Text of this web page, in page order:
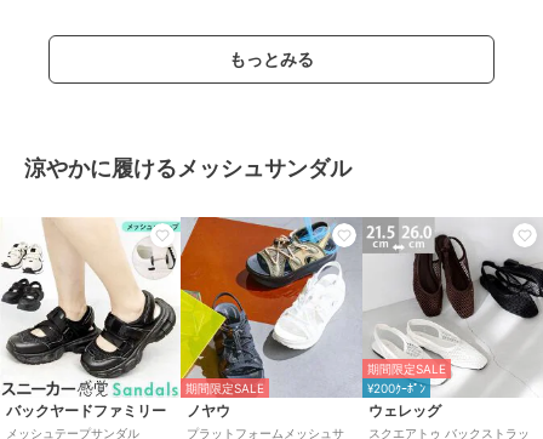
もっとみる
涼やかに履けるメッシュサンダル
バックヤードファミリー
メッシュテープサンダル
期間限定SALE
ノヤウ
プラットフォームメッシュサ
期間限定SALE
¥200ｸｰﾎﾟﾝ
ウェレッグ
スクエアトゥ バックストラッ